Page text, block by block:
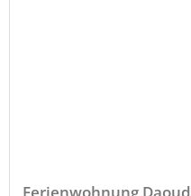
Ferienwohnung Daoud